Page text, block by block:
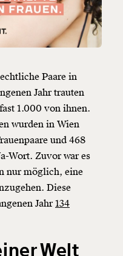
gemeinsam
sie für alle
sind für alle frei im
Und das wird auch
Fortschritt und
Paare in
Jahr trauten
1.000 von ihnen.
wurden in Wien
und 468
Wort. Zuvor war es
nur möglich, eine
Diese
Jahr134
Welt